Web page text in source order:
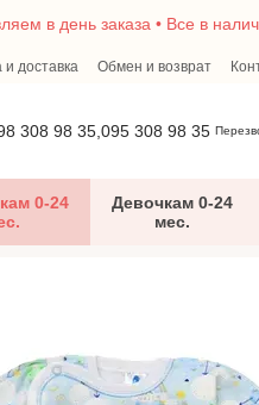
в день заказа • Все в
доставка Обмен и возврат
новорожденному
308 98 35,095 308 98 35
0-24
Девочкам 0-24
мес.